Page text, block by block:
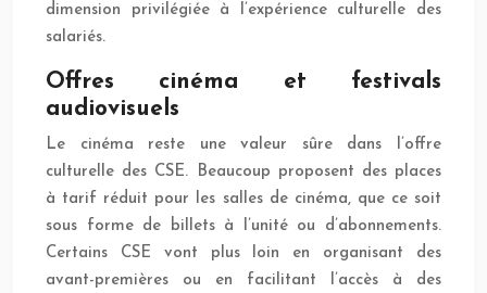
dimension privilégiée à l’expérience culturelle des
salariés.
Offres cinéma et festivals
audiovisuels
Le cinéma reste une valeur sûre dans l’offre
culturelle des CSE. Beaucoup proposent des places
à tarif réduit pour les salles de cinéma, que ce soit
sous forme de billets à l’unité ou d’abonnements.
Certains CSE vont plus loin en organisant des
avant-premières ou en facilitant l’accès à des